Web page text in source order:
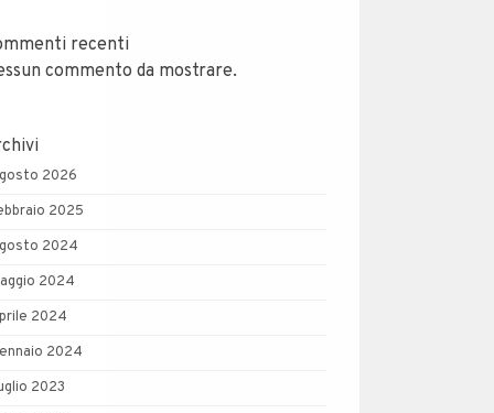
recenti
commento da mostrare.
2026
2025
2024
2024
2024
2024
2023